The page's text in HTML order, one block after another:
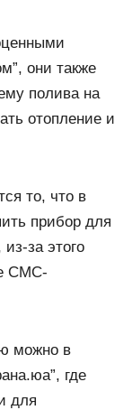
они также
полива на
отопление и
то, что в
прибор для
за этого
СМС-
можно в
где
для